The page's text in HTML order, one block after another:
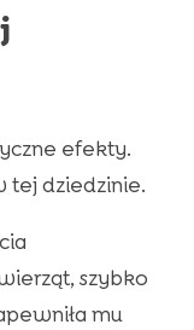
efekty.
tej dziedzinie.
szybko
mu